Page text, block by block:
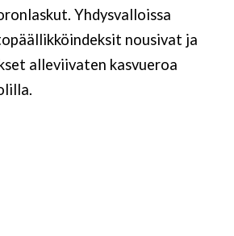
Yhdysvalloissa
nousivat ja
alleviivaten kasvueroa